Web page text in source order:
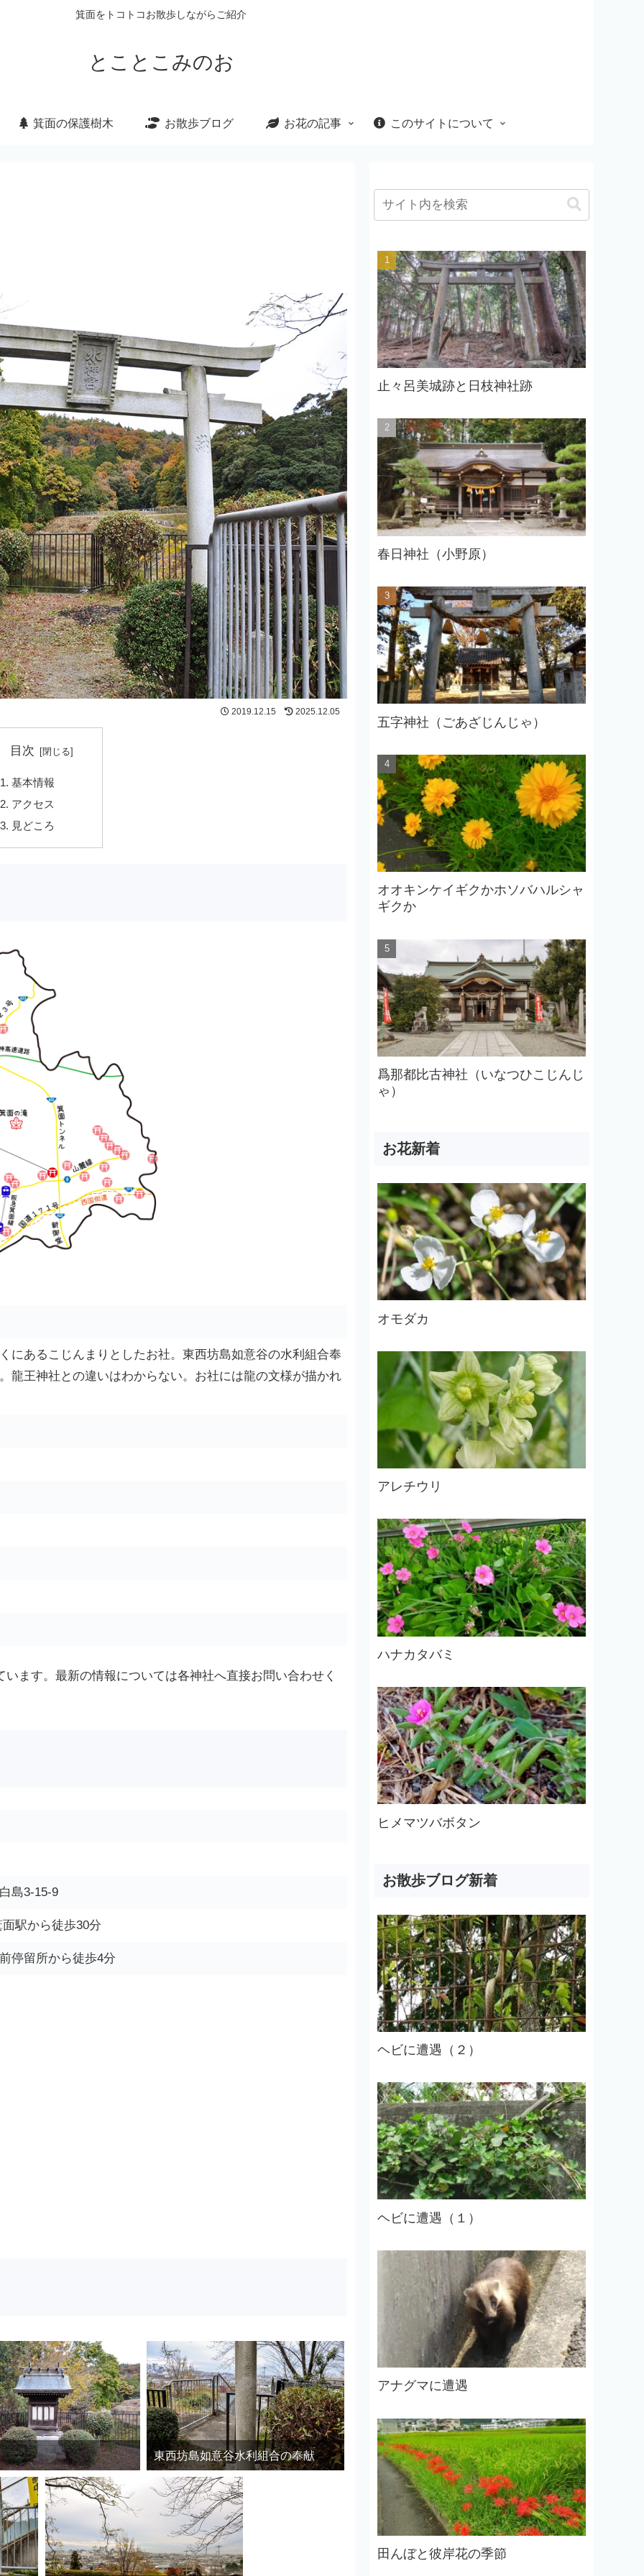
箕面をトコトコお散歩しながらご紹介
とことこみのお
箕面の保護樹木 お散歩ブログ お花の記事 このサイトについて
2019.12.15 2025.12.05
目次
基本情報
アクセス
見どころ
にあるこじんまりとしたお社。東西坊島如意谷の水利組合奉
龍王神社との違いはわからない。お社には龍の文様が描かれ
ます。最新の情報については各神社へ直接お問い合わせく
島3-15-9
駅から徒歩30分
停留所から徒歩4分
東西坊島如意谷水利組合の奉献
止々呂美城跡と日枝神社跡
春日神社（小野原）
五字神社（ごあざじんじゃ）
オオキンケイギクかホソバハルシャ
ギクか
爲那都比古神社（いなつひこじんじ
ゃ）
お花新着
オモダカ
アレチウリ
ハナカタバミ
ヒメマツバボタン
お散歩ブログ新着
ヘビに遭遇（２）
ヘビに遭遇（１）
アナグマに遭遇
田んぼと彼岸花の季節